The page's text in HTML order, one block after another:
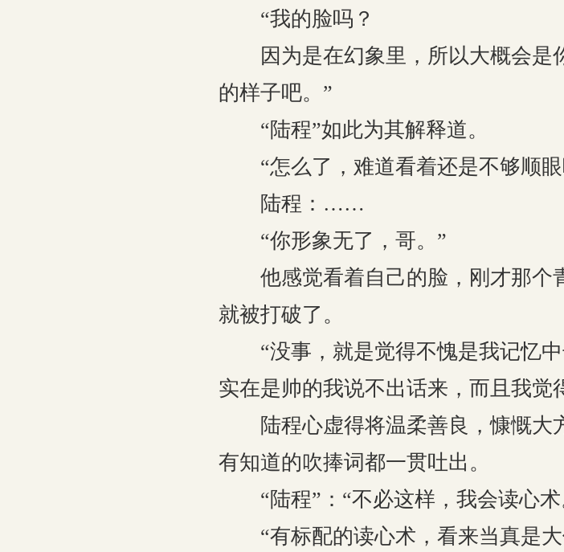
“我的脸吗？
因为是在幻象里，所以大概会是
的样子吧。”
“陆程”如此为其解释道。
“怎么了，难道看着还是不够顺眼
陆程：……
“你形象无了，哥。”
他感觉看着自己的脸，刚才那个
就被打破了。
“没事，就是觉得不愧是我记忆中
实在是帅的我说不出话来，而且我觉
陆程心虚得将温柔善良，慷慨大
有知道的吹捧词都一贯吐出。
“陆程”：“不必这样，我会读心术
“有标配的读心术，看来当真是大